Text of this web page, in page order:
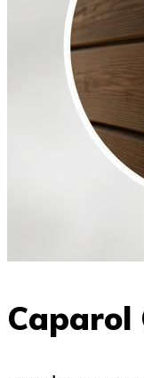
Caparol